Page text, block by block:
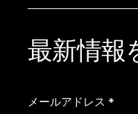
最新情報
メールアドレス